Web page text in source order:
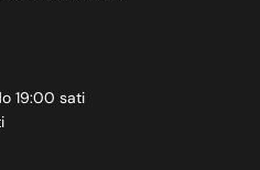
19:00 sati